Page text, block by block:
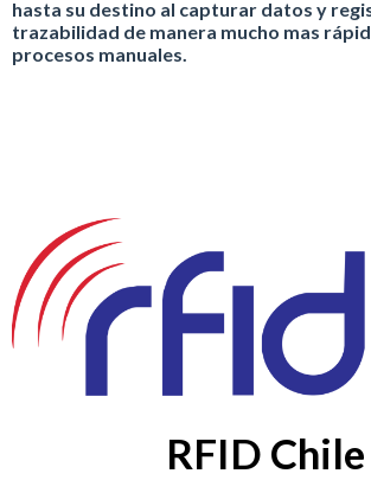
hasta su destino al capturar datos y
trazabilidad de manera mucho mas
procesos manuales.
RFID Chile